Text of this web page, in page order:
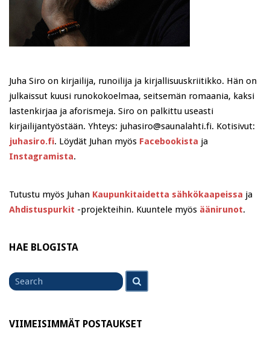
Juha Siro on kirjailija, runoilija ja kirjallisuuskriitikko. Hän on
julkaissut kuusi runokokoelmaa, seitsemän romaania, kaksi
lastenkirjaa ja aforismeja. Siro on palkittu useasti
kirjailijantyöstään. Yhteys: juhasiro@saunalahti.fi. Kotisivut:
juhasiro.fi. Löydät Juhan myös Facebookista ja
Instagramista.
Tutustu myös Juhan Kaupunkitaidetta sähkökaapeissa ja
Ahdistuspurkit -projekteihin. Kuuntele myös äänirunot.
HAE BLOGISTA
Search
for
VIIMEISIMMÄT POSTAUKSET